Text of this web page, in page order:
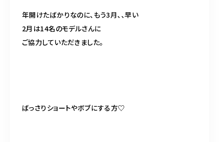
年開けたばかりなのに、もう3月、、早い
2月は14名のモデルさんに
ご協力していただきました。
ばっさりショートやボブにする方♡